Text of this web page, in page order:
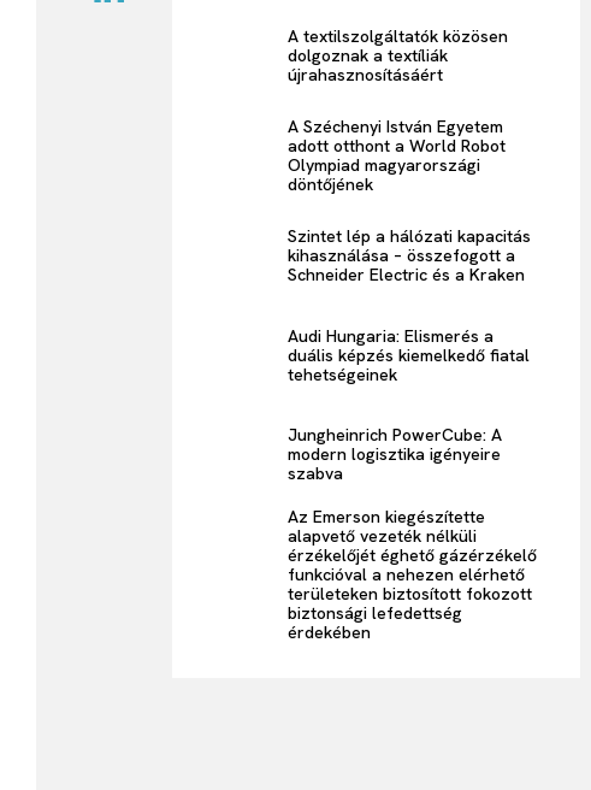
A textilszolgáltatók közösen
dolgoznak a textíliák
újrahasznosításáért
A Széchenyi István Egyetem
adott otthont a World Robot
Olympiad magyarországi
döntőjének
Szintet lép a hálózati kapacitás
kihasználása – összefogott a
Schneider Electric és a Kraken
Audi Hungaria: Elismerés a
duális képzés kiemelkedő fiatal
tehetségeinek
Jungheinrich PowerCube: A
modern logisztika igényeire
szabva
Az Emerson kiegészítette
alapvető vezeték nélküli
érzékelőjét éghető gázérzékelő
funkcióval a nehezen elérhető
területeken biztosított fokozott
biztonsági lefedettség
érdekében